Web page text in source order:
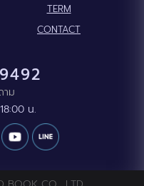
TERM
CONTACT
ม
น.